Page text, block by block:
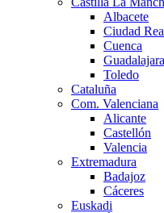
Albacete
Ciudad
Cuenca
Guadalajara
Toledo
Cataluña
Com. Valenciana
Alicante
Castellón
Valencia
Extremadura
Badajoz
Cáceres
Euskadi